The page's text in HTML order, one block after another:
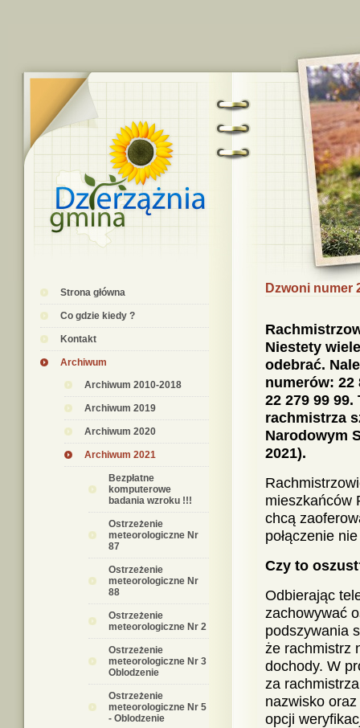
Strona główna
Co gdzie kiedy ?
Kontakt
Archiwum
Archiwum 2010-2018
Archiwum 2019
Archiwum 2020
Archiwum 2021
Bezpłatne
komputerowe
badania wzroku !!!
Ostrzeżenie
meteorologiczne Nr
87
Ostrzeżenie
meteorologiczne Nr
88
Ostrzeżenie
meteorologiczne Nr 2
Ostrzeżenie
meteorologiczne Nr 3
Oblodzenie
Ostrzeżenie
meteorologiczne Nr 5
- Oblodzenie
Dzwoni numer
Niestety
odebrać.
numerów: 22
22 279 99
rachmistrza
Narodowym
2021).
mieszkańców
chcą
połączenie
Czy to
Odbierając
zachowywać
podszywania
że rachmistrz
dochody. W
za
nazwisko
opcji